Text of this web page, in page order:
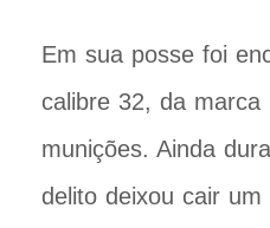
Em sua posse foi
calibre 32, da marca
munições. Ainda
delito deixou cair